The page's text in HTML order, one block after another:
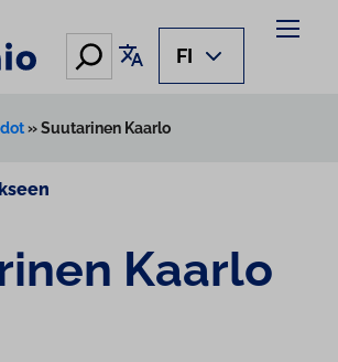
Hae Käännä sivu
FI
»Suutarinen Kaarlo
Kaarlo